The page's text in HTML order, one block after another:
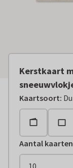
Kerstkaart
Kaartsoort:
Aantal kaarten